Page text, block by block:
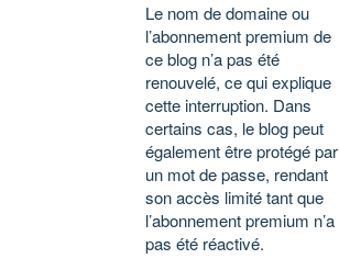
Le nom de domaine ou
l’abonnement premium de
ce blog n’a pas été
renouvelé, ce qui explique
cette interruption. Dans
certains cas, le blog peut
également être protégé par
un mot de passe, rendant
son accès limité tant que
l’abonnement premium n’a
pas été réactivé.